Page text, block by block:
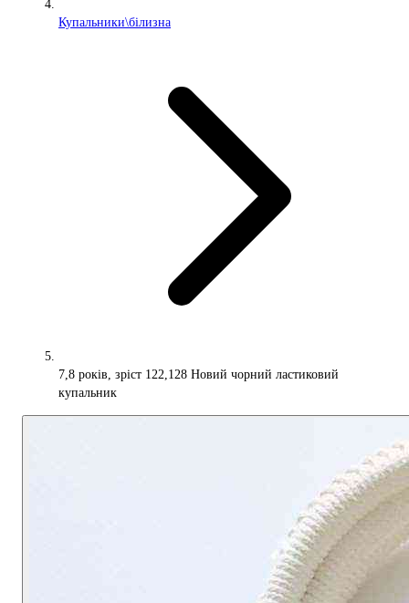
Купальники\білизна
7,8 років, зріст 122,128 Новий чорний ластиковий
купальник